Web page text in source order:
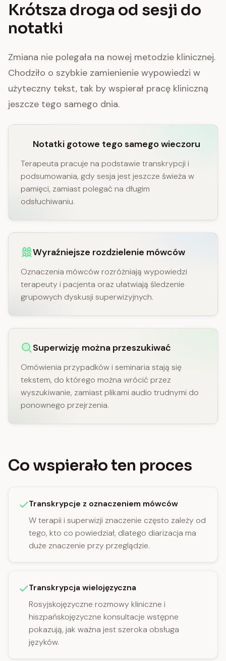
Krótsza droga od sesji do
notatki
Zmiana nie polegała na nowej metodzie klinicznej.
Chodziło o szybkie zamienienie wypowiedzi w
użyteczny tekst, tak by wspierał pracę kliniczną
jeszcze tego samego dnia.
Notatki gotowe tego samego wieczoru
Terapeuta pracuje na podstawie transkrypcji i
podsumowania, gdy sesja jest jeszcze świeża w
pamięci, zamiast polegać na długim
odsłuchiwaniu.
Wyraźniejsze rozdzielenie mówców
Oznaczenia mówców rozróżniają wypowiedzi
terapeuty i pacjenta oraz ułatwiają śledzenie
grupowych dyskusji superwizyjnych.
Superwizję można przeszukiwać
Omówienia przypadków i seminaria stają się
tekstem, do którego można wrócić przez
wyszukiwanie, zamiast plikami audio trudnymi do
ponownego przejrzenia.
Co wspierało ten proces
Transkrypcje z oznaczeniem mówców
W terapii i superwizji znaczenie często zależy od
tego, kto co powiedział, dlatego diarizacja ma
duże znaczenie przy przeglądzie.
Transkrypcja wielojęzyczna
Rosyjskojęzyczne rozmowy kliniczne i
hiszpańskojęzyczne konsultacje wstępne
pokazują, jak ważna jest szeroka obsługa
języków.